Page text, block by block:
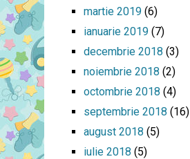
martie 2019(6)
ianuarie 2019(7)
decembrie 2018 (3)
noiembrie 2018 (2)
octombrie 2018 (4)
septembrie 2018 (16)
august 2018 (5)
iulie 2018 (5)